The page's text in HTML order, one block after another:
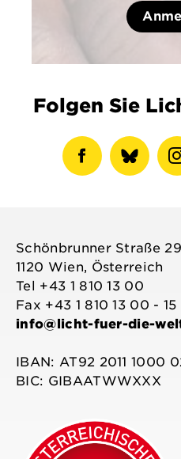
Folgen Sie
Facebook-
show
Schönbrunner Straße
1120 Wien, Österreich
Tel +43 1 810 13 00
Fax +43 1 810 13 00 - 15
info@licht-fuer-die-
IBAN: AT92 2011 1000
BIC: GIBAATWWXXX